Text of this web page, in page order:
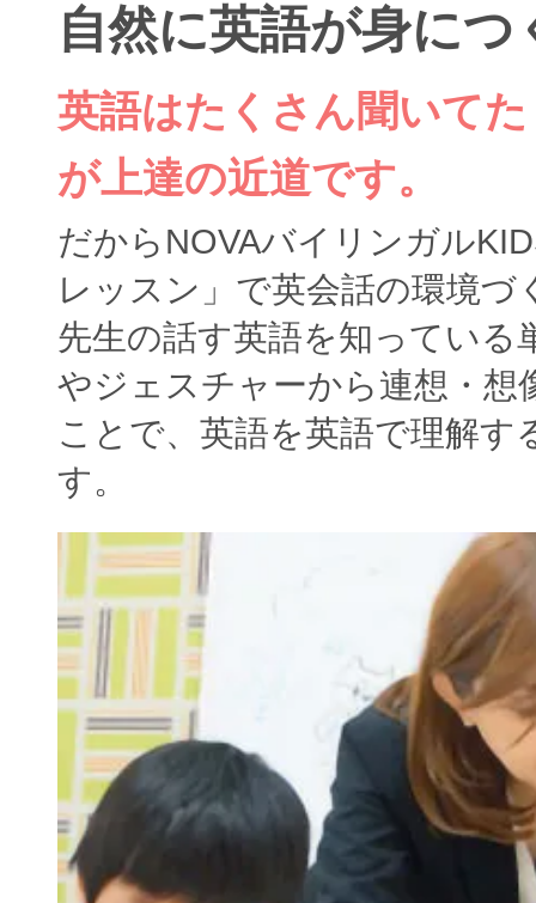
自然に英語が身につ
英語はたくさん聞いて
が上達の近道です。
だからNOVAバイリンガル
レッスン」で英会話の環境づ
先生の話す英語を知っている
やジェスチャーから連想・想
ことで、英語を英語で理解す
す。